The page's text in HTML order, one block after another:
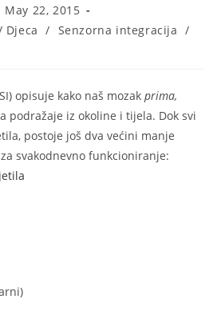
May 22, 2015
Djeca / Senzorna integracija /
opisuje kako naš mozakprima,
podražaje iz okoline i tijela. Dok svi
postoje još dva većini manje
svakodnevno funkcioniranje: